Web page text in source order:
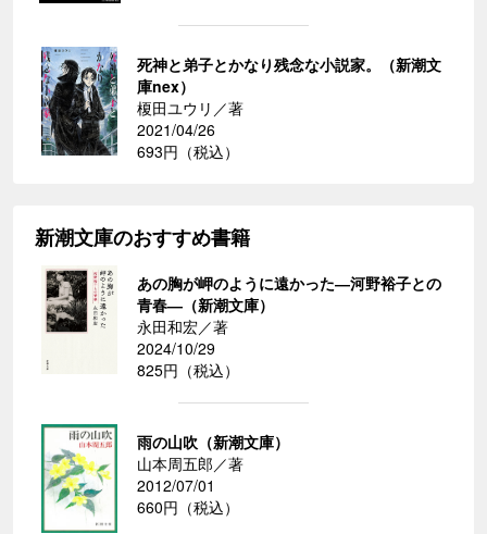
死神と弟子とかなり残念な小説家。（新潮文
庫nex）
榎田ユウリ／著
2021/04/26
693円（税込）
新潮文庫のおすすめ書籍
あの胸が岬のように遠かった―河野裕子との
青春―（新潮文庫）
永田和宏／著
2024/10/29
825円（税込）
雨の山吹（新潮文庫）
山本周五郎／著
2012/07/01
660円（税込）